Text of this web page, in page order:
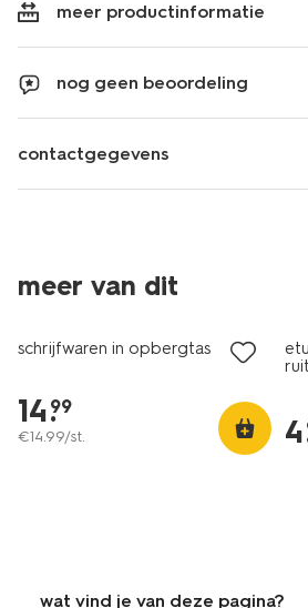
meer productinformatie
nog geen beoordeling
contactgegevens
meer van dit
schrijfwaren in opbergtas
14.
99
€14.99/st. 4
wat vind je van deze pagina?